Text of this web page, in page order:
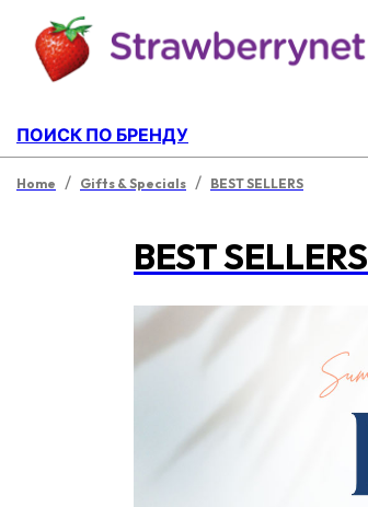
ПОИСК ПО БРЕНДУ
Home / Gifts & Specials / BEST SELLERS
BEST SELLERS